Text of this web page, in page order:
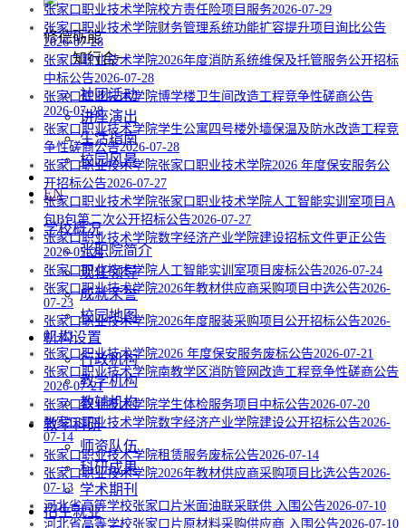
修德砺能
知行合一
社团活动
讲座演出
生活指南
校园风景
EN
学校概况
张职院简介
现任领导
成就荣誉
校园地图
机构设置
行政机构
教学机构
教辅机构
教学科研
师资队伍
科研成果
学术期刊
招生就业
张家口职业技术学院校方责任险项目服务2026-07-29
张家口职业技术学院财务管理系统功能扩容提升项目询比公告
2026-07-28
张家口职业技术学院2026年度消防系统维保及托管服务公开招标
中标公告2026-07-28
张家口职业技术学院博学楼卫生间改造工程竞争性磋商公告
2026-07-28
张家口职业技术学院学生公寓四号楼外墙保温及防水改造工程竞
争性磋商公告2026-07-28
张家口职业技术学院张家口职业技术学院2026 年度保安服务公
开招标公告2026-07-27
张家口职业技术学院张家口职业技术学院人工智能实训室项目A
包B包第二次公开招标公告2026-07-27
张家口职业技术学院数字经济产业学院建设招标文件更正公告
2026-07-24
张家口职业技术学院人工智能实训室项目废标公告2026-07-24
张家口职业技术学院2026年教材供应商采购项目中选公告2026-
07-23
张家口职业技术学院2026年度服装采购项目公开招标公告2026-
07-23
张家口职业技术学院2026 年度保安服务废标公告2026-07-21
张家口职业技术学院南教学区消防管网改造工程竞争性磋商公告
2026-07-21
张家口职业技术学院学生体检服务项目中标公告2026-07-20
张家口职业技术学院数字经济产业学院建设公开招标公告2026-
07-14
张家口职业技术学院租赁服务废标公告2026-07-14
张家口职业技术学院2026年教材供应商采购项目比选公告2026-
07-13
河北省高等学校张家口片米面油联采联供 入围公告2026-07-10
河北省高等学校张家口片原材料采购供应商 入围公告2026-07-10